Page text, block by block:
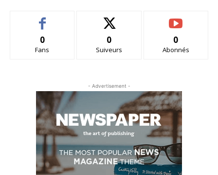
0
Fans
0
Suiveurs
0
Abonnés
- Advertisement -